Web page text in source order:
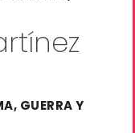
GUERRA Y